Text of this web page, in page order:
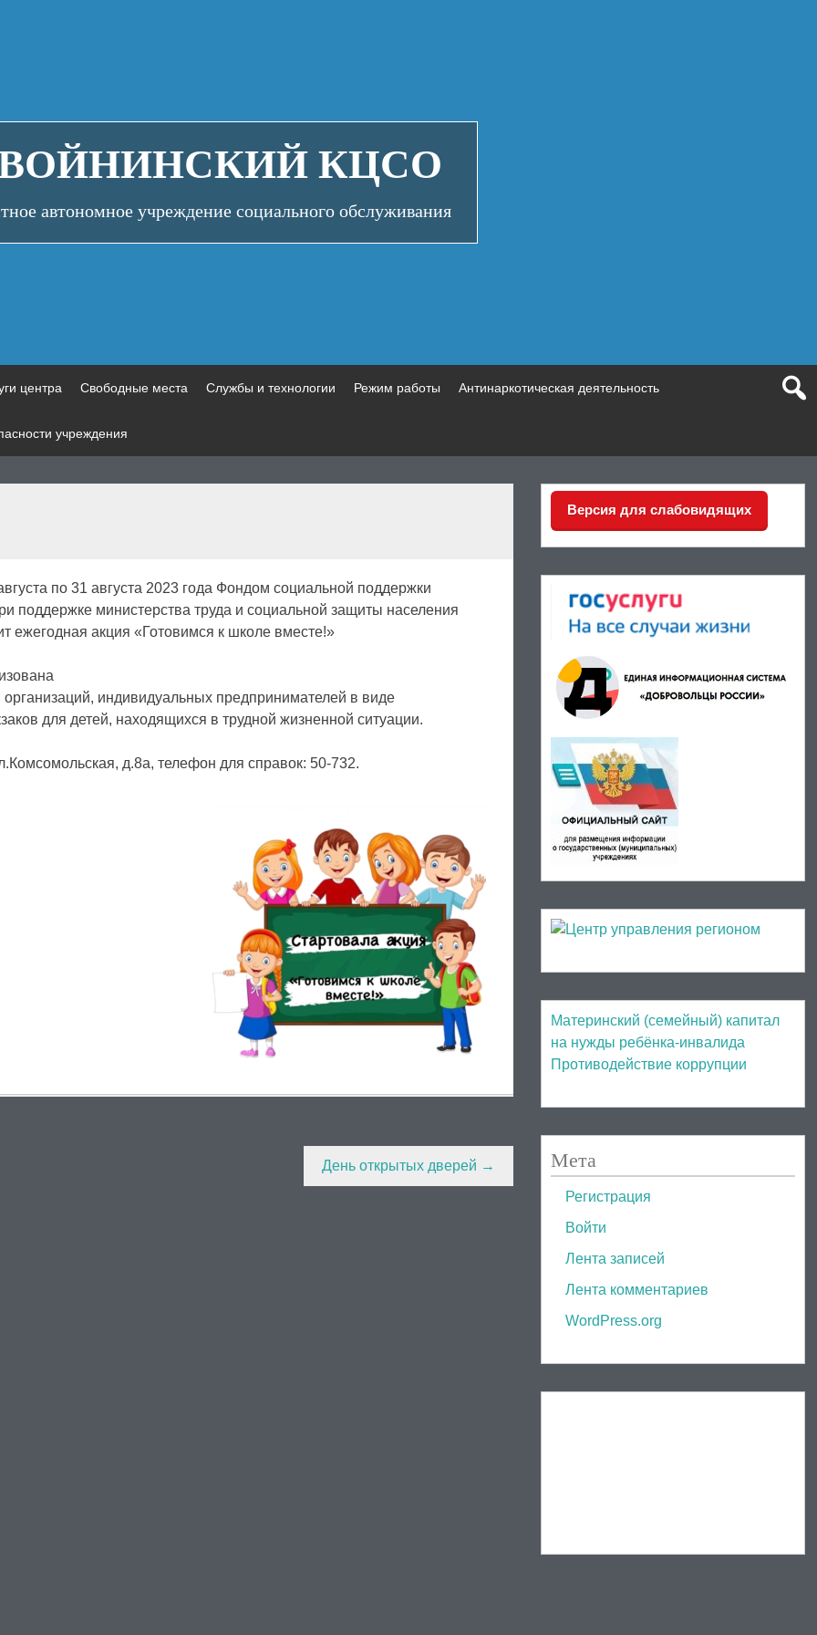
КЦСО
автономное учреждение социального обслуживания
центра Свободные места Службы и технологии Режим работы Антинаркотическая деятельность
учреждения
по 31 августа 2023 года Фондом социальной поддержки
поддержке министерства труда и социальной защиты населения
ежегодная акция «Готовимся к школе вместе!»
индивидуальных предпринимателей в виде
для детей, находящихся в трудной жизненной ситуации.
д.8а, телефон для справок: 50-732.
День открытых дверей →
Версия для слабовидящих
Материнский (семейный) капитал
на нужды ребёнка-инвалида
Противодействие коррупции
Мета
Регистрация
Войти
Лента записей
Лента комментариев
WordPress.org